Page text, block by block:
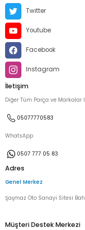
Twitter
Youtube
Facebook
Instagram
İletişim
Diğer Tüm Parça ve Markalar
05077770583
WhatsApp
0507 777 05 83
Adres
Genel Merkez
Şaşmaz Oto Sanayi Sitesi
Müşteri Destek Merkezi